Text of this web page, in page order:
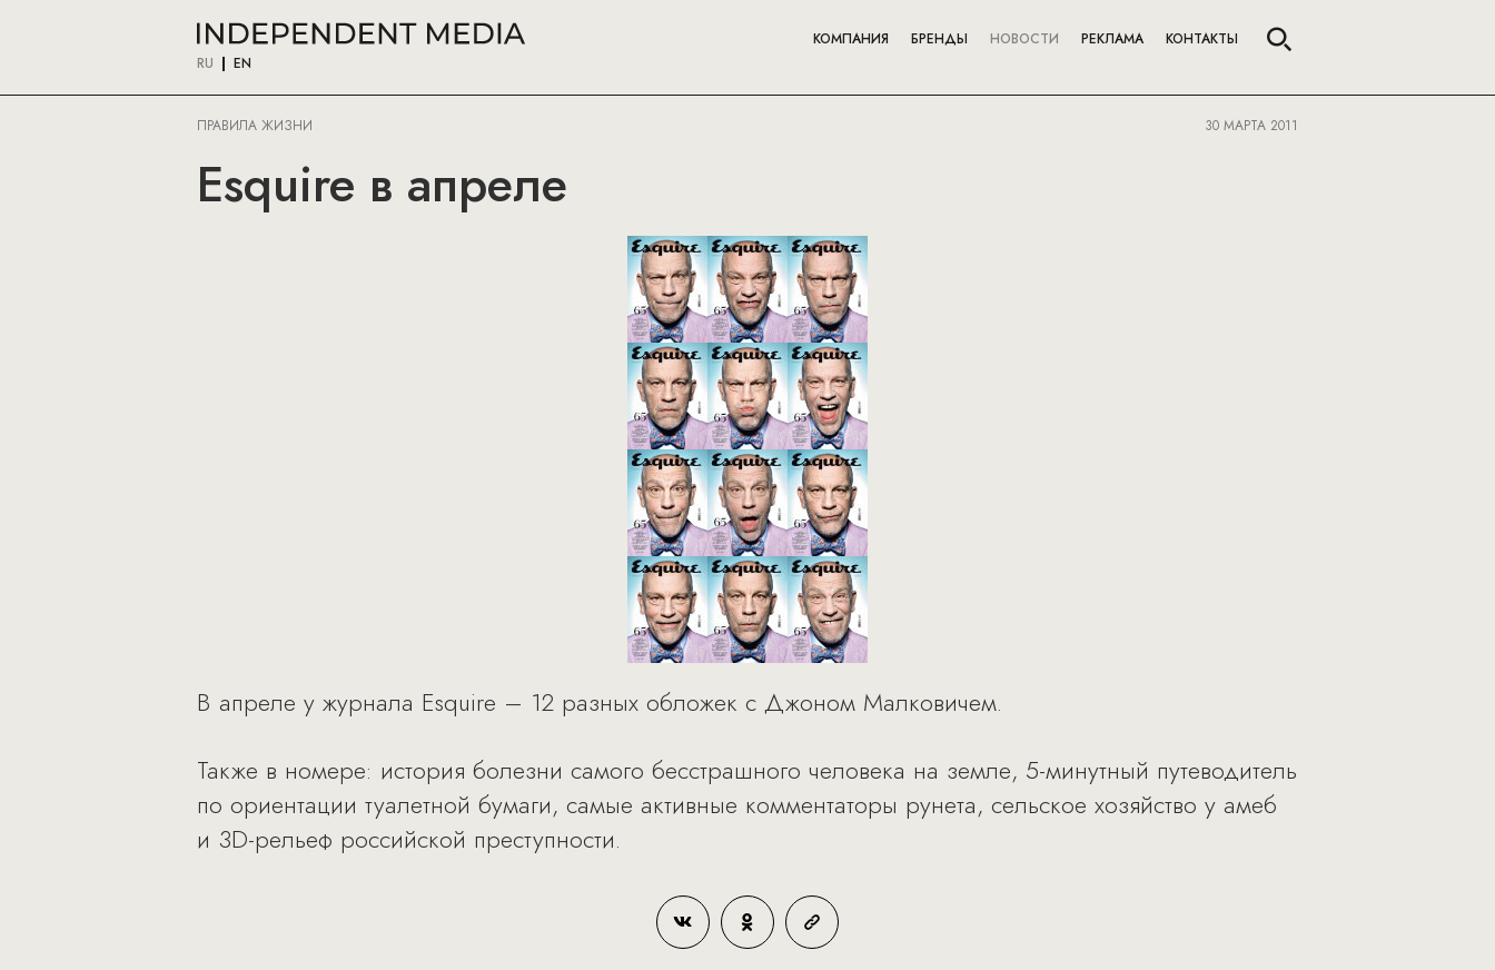
RU EN
КОМПАНИЯ БРЕНДЫ НОВОСТИ РЕКЛАМА КОНТАКТЫ
ПРАВИЛА ЖИЗНИ 30 МАРТА 2011
Esquire в апреле
В апреле у журнала Esquire – 12 разных обложек с Джоном Малковичем.
Также в номере: история болезни самого бесстрашного человека на земле, 5-минутный путеводитель
по ориентации туалетной бумаги, самые активные комментаторы рунета, сельское хозяйство у амеб
и 3D-рельеф российской преступности.